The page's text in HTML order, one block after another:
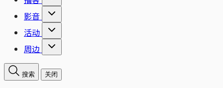
影音
活动
周边
搜索 关闭